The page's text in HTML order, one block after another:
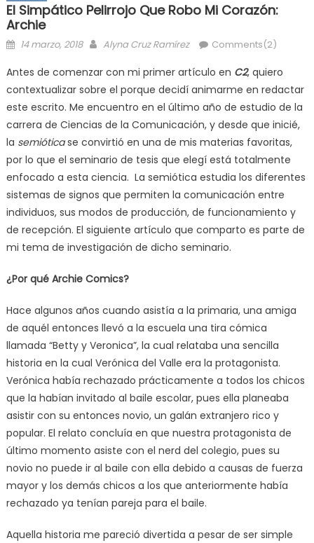
El Simpático Pelirrojo Que Robo Mi Corazón:
Archie
Posted
14 marzo, 2018 Author
Alyna Cruz Ramírez Comments(2)
Antes de comenzar con mi primer artículo en C2, quiero
contextualizar sobre el porque decidí animarme en redactar
este escrito. Me encuentro en el último año de estudio de la
carrera de Ciencias de la Comunicación, y desde que inicié,
la semióticase convirtió en una de mis materias favoritas,
por lo que el seminario de tesis que elegí está totalmente
enfocado a esta ciencia. La semiótica estudia los diferentes
sistemas de signos que permiten la comunicación entre
individuos, sus modos de producción, de funcionamiento y
de recepción. El siguiente artículo que comparto es parte de
mi tema de investigación de dicho seminario.
¿Por qué Archie Comics?
Hace algunos años cuando asistía a la primaria, una amiga
de aquél entonces llevó a la escuela una tira cómica
llamada “Betty y Veronica”, la cual relataba una sencilla
historia en la cual Verónica del Valle era la protagonista.
Verónica había rechazado prácticamente a todos los chicos
que la habían invitado al baile escolar, pues ella planeaba
asistir con su entonces novio, un galán extranjero rico y
popular. El relato concluía en que nuestra protagonista de
último momento asiste con el nerd del colegio, pues su
novio no puede ir al baile con ella debido a causas de fuerza
mayor y los demás chicos a los que anteriormente había
rechazado ya tenían pareja para el baile.
Aquella historia me pareció divertida a pesar de ser simple